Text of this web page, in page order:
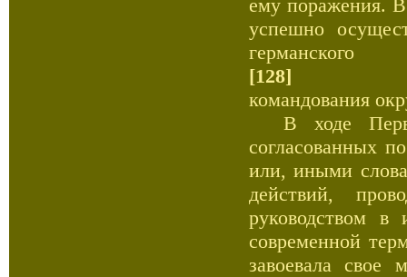
ему поражения.
успешно
германского
[128]
командования
В ходе
согласованных
или, иными
действий,
руководством в
современной
завоевала